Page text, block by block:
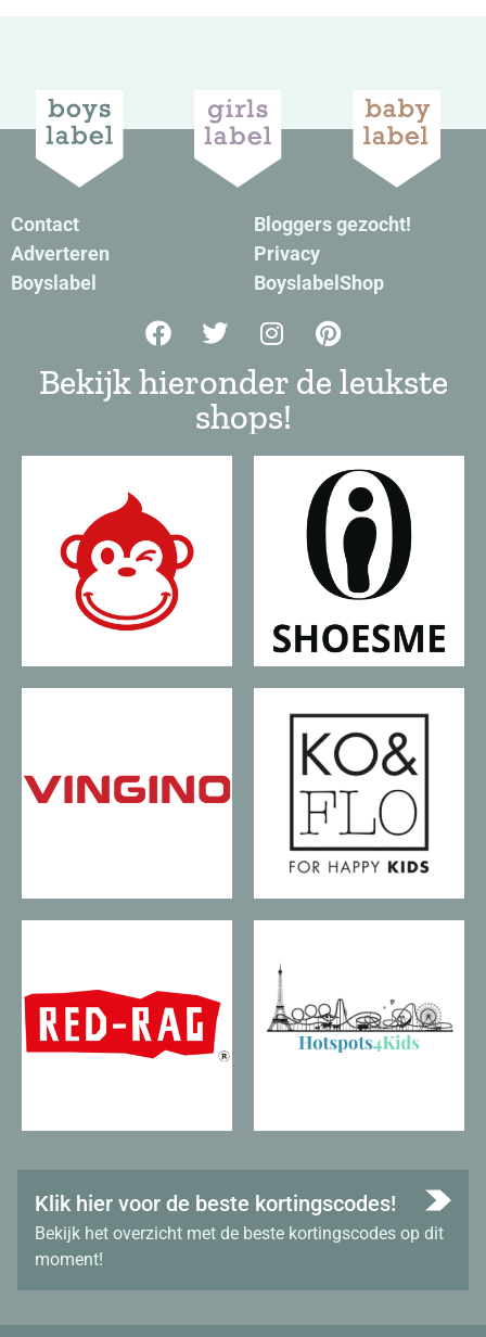
Contact
Adverteren
Boyslabel
Bloggers gezocht!
Privacy
BoyslabelShop
Bekijk hieronder de leukste
shops!
Klik hier voor de beste kortingscodes!
Bekijk het overzicht met de beste kortingscodes op dit
moment!